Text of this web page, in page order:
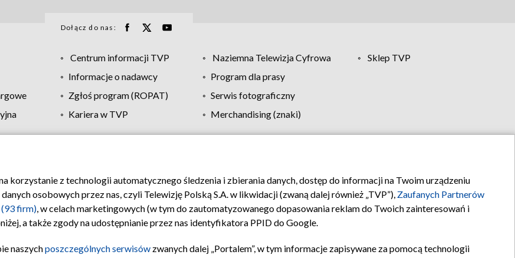
Dołącz do nas:
Centrum informacji TVP Naziemna Telewizja Cyfrowa
Sklep TVP
Informacje o nadawcy
Program dla prasy
Zgłoś program (ROPAT)
Serwis fotograficzny
Kariera w TVP
Merchandising (znaki)
prywatności Moje zgody Pomoc Biuro reklamy Kontakt
korzystanie z technologii automatycznego śledzenia i zbierania danych, dostęp do informacji na Twoim urządzeniu
osobowych przez nas, czyli Telewizję Polską S.A. w likwidacji (zwaną dalej również „TVP”), Zaufanych Partnerów
firm), w celach marketingowych (w tym do zautomatyzowanego dopasowania reklam do Twoich zainteresowań i
a także zgody na udostępnianie przez nas identyfikatora PPID do Google.
naszychposzczególnych serwisów zwanych dalej „Portalem”, w tym informacje zapisywane za pomocą technologii